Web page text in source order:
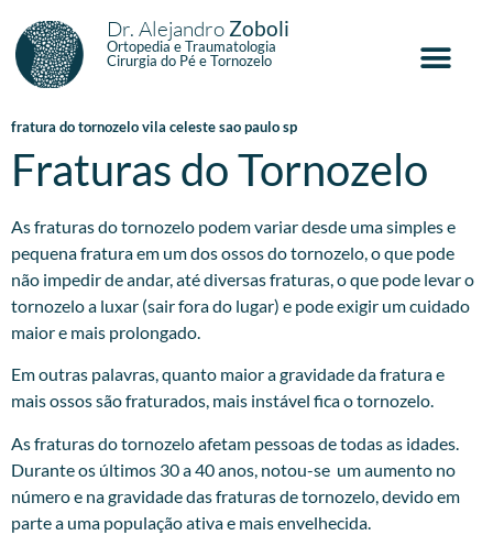
Dr. Alejandro Zoboli
Ortopedia e Traumatologia
Cirurgia do Pé e Tornozelo
fratura do tornozelo vila celeste sao paulo sp
Fraturas do Tornozelo
As fraturas do tornozelo podem variar desde uma simples e
pequena fratura em um dos ossos do tornozelo, o que pode
não impedir de andar, até diversas fraturas, o que pode levar o
tornozelo a luxar (sair fora do lugar) e pode exigir um cuidado
maior e mais prolongado.
Em outras palavras, quanto maior a gravidade da fratura e
mais ossos são fraturados, mais instável fica o tornozelo.
As fraturas do tornozelo afetam pessoas de todas as idades.
Durante os últimos 30 a 40 anos, notou-se um aumento no
número e na gravidade das fraturas de tornozelo, devido em
parte a uma população ativa e mais envelhecida.